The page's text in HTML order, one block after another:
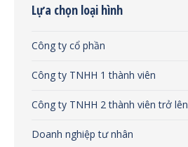
Lựa chọn loại hình
Công ty cổ phần
Công ty TNHH 1 thành viên
Công ty TNHH 2 thành viên trở lên
Doanh nghiệp tư nhân